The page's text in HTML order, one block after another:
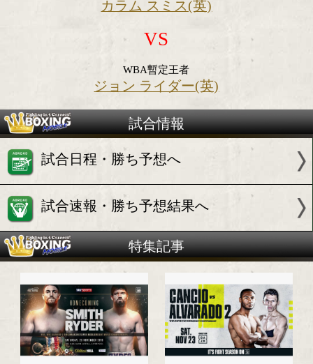
王者
カラム スミス(英)
VS
WBA暫定王者
ジョン ライダー(英)
試合情報
試合日程・勝ち予想へ
試合速報・勝ち予想結果へ